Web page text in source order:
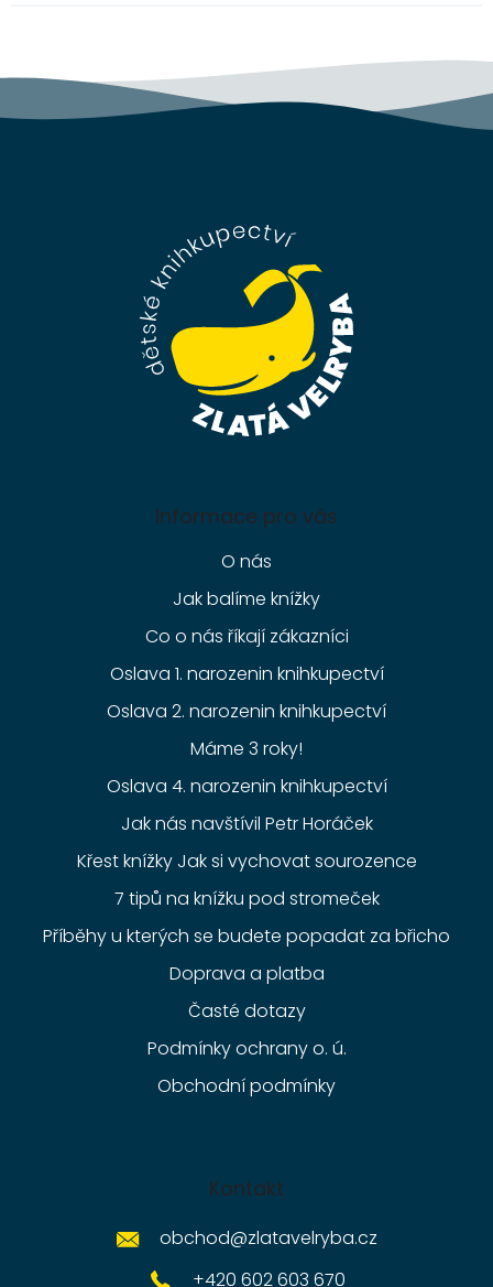
Informace pro vás
O nás
Jak balíme knížky
Co o nás říkají zákazníci
Oslava 1. narozenin knihkupectví
Oslava 2. narozenin knihkupectví
Máme 3 roky!
Oslava 4. narozenin knihkupectví
Jak nás navštívil Petr Horáček
Křest knížky Jak si vychovat sourozence
7 tipů na knížku pod stromeček
Příběhy u kterých se budete popadat za břicho
Doprava a platba
Časté dotazy
Podmínky ochrany o. ú.
Obchodní podmínky
Kontakt
obchod@zlatavelryba.cz
+420 602 603 670